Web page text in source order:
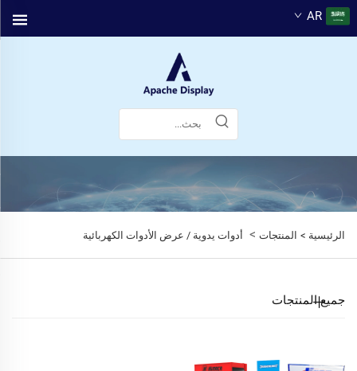
AR
الرئيسية > المنتجات > أدوات يدوية / عرض الأدوات الكهربائية
جميع المنتجات